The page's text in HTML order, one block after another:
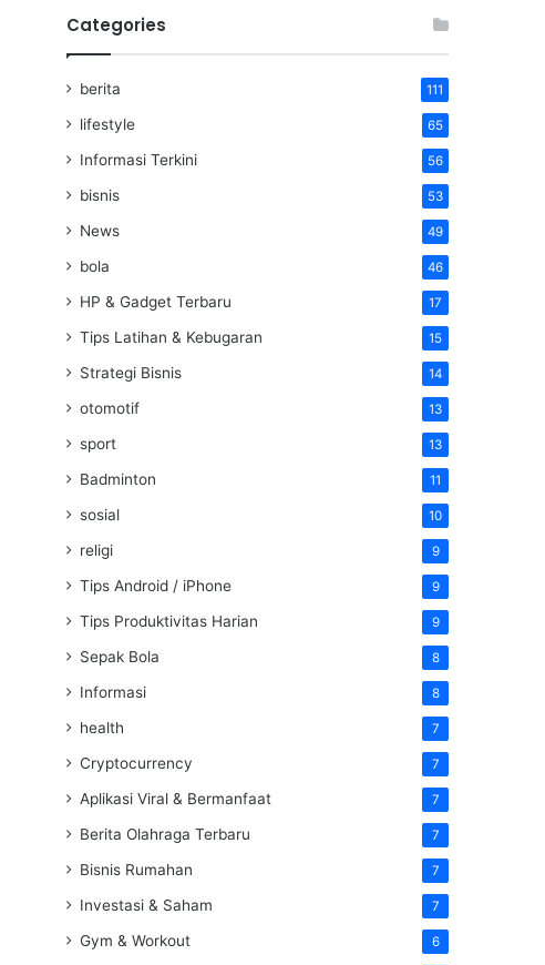
Categories
berita 111
lifestyle 65
Informasi Terkini 56
bisnis 53
News 49
bola 46
HP & Gadget Terbaru 17
Tips Latihan & Kebugaran 15
Strategi Bisnis 14
otomotif 13
sport 13
Badminton 11
sosial 10
religi 9
Tips Android / iPhone 9
Tips Produktivitas Harian 9
Sepak Bola 8
Informasi 8
health 7
Cryptocurrency 7
Aplikasi Viral & Bermanfaat 7
Berita Olahraga Terbaru 7
Bisnis Rumahan 7
Investasi & Saham 7
Gym & Workout 6